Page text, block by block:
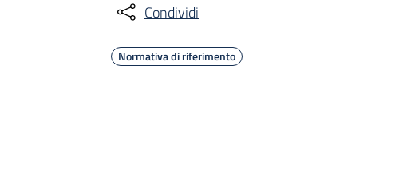
Condividi
Normativa di riferimento